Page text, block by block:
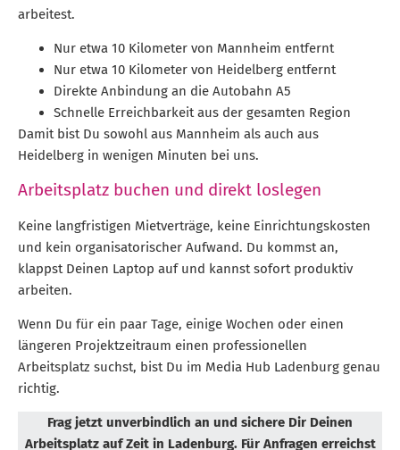
arbeitest.
Nur etwa 10 Kilometer von Mannheim entfernt
Nur etwa 10 Kilometer von Heidelberg entfernt
Direkte Anbindung an die Autobahn A5
Schnelle Erreichbarkeit aus der gesamten Region
Damit bist Du sowohl aus Mannheim als auch aus
Heidelberg in wenigen Minuten bei uns.
Arbeitsplatz buchen und direkt loslegen
Keine langfristigen Mietverträge, keine Einrichtungskosten
und kein organisatorischer Aufwand. Du kommst an,
klappst Deinen Laptop auf und kannst sofort produktiv
arbeiten.
Wenn Du für ein paar Tage, einige Wochen oder einen
längeren Projektzeitraum einen professionellen
Arbeitsplatz suchst, bist Du im Media Hub Ladenburg genau
richtig.
Frag jetzt unverbindlich an und sichere Dir Deinen
Arbeitsplatz auf Zeit in Ladenburg. Für Anfragen erreichst